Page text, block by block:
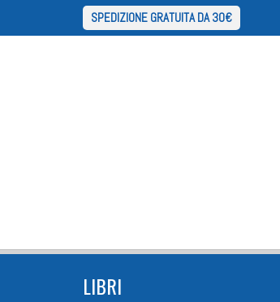
SPEDIZIONE GRATUITA DA 30€
LIBRI